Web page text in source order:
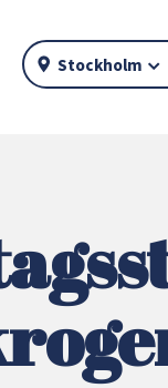
Stockholm